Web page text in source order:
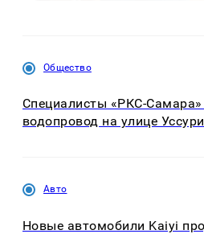
Общество
Специалисты «РКС-
водопровод на улице
Авто
Новые автомобили Kaiyi